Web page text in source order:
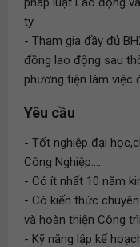
ty.
- Tham gia đầy đủ
đồng lao động sau
phương tiện làm việc
Yêu cầu
- Tốt nghiệp đại
Công Nghiệp.....
- Có ít nhất 10 năm
- Có kiến thức
và hoàn thiện Công
- Kỹ năng lập kế